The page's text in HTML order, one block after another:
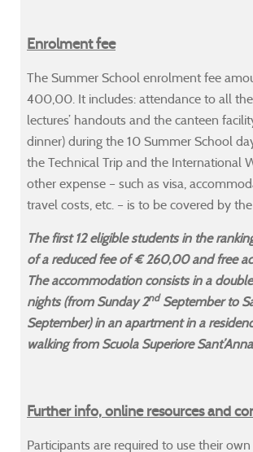
Enrolment fee
The Summer School enrolment fee
400,00. It includes: attendance to all
lectures’ handouts and the canteen
dinner) during the 10 Summer School
the Technical Trip and the International
other expense – such as visa,
travel costs, etc. – is to be covered by
The first 12 eligible students in the
of a reduced fee of € 260,00 and free
The accommodation consists in a
nights (from Sunday 2ndSeptember to
September) in an apartment in a
walking from Scuola Superiore
Further info, online resources and
Participants are required to use their